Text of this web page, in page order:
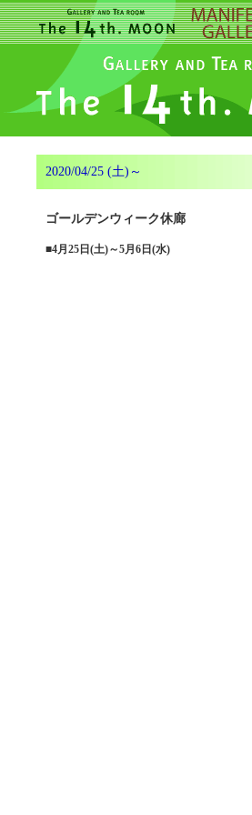
2020/04/25 (土)～
ゴールデンウィーク休廊
■4月25日(土)～5月6日(水)